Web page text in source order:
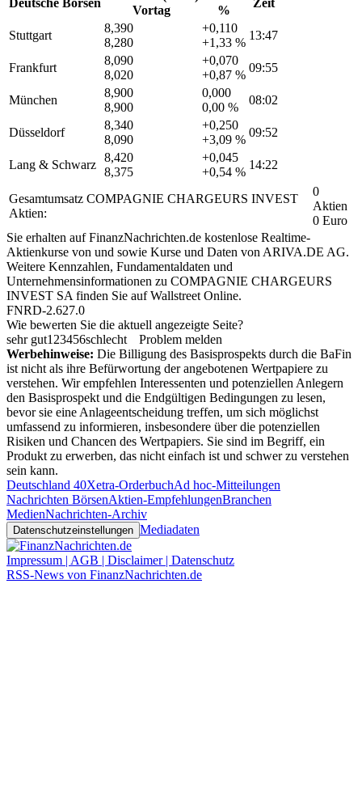
Vortag
%
Stuttgart
8,390
8,280
+0,110
+1,33 %
13:47
Frankfurt
8,090
8,020
+0,070
+0,87 %
09:55
München
8,900
8,900
0,000
0,00 %
08:02
Düsseldorf
8,340
8,090
+0,250
+3,09 %
09:52
Lang & Schwarz
8,420
8,375
+0,045
+0,54 %
14:22
Gesamtumsatz COMPAGNIE CHARGEURS INVEST
Aktien:
0
Aktien
0 Euro
Sie erhalten auf FinanzNachrichten.de kostenlose Realtime-
Aktienkurse von und sowie Kurse und Daten von ARIVA.DE AG.
Weitere Kennzahlen, Fundamentaldaten und
Unternehmensinformationen zu COMPAGNIE CHARGEURS
INVEST SA finden Sie aufWallstreet Online.
FNRD-2.627.0
Wie bewerten Sie die aktuell angezeigte Seite?
sehr gut1 23456schlecht
Problem melden
Werbehinweise: Die Billigung des Basisprospekts durch die BaFin
ist nicht als ihre Befürwortung der angebotenen Wertpapiere zu
verstehen. Wir empfehlen Interessenten und potenziellen Anlegern
den Basisprospekt und die Endgültigen Bedingungen zu lesen,
bevor sie eine Anlageentscheidung treffen, um sich möglichst
umfassend zu informieren, insbesondere über die potenziellen
Risiken und Chancen des Wertpapiers. Sie sind im Begriff, ein
Produkt zu erwerben, das nicht einfach ist und schwer zu verstehen
sein kann.
Deutschland 40Xetra-OrderbuchAd hoc-Mitteilungen
Nachrichten BörsenAktien-EmpfehlungenBranchen
MedienNachrichten-Archiv
Datenschutzeinstellungen Mediadaten
Impressum | AGB | Disclaimer | Datenschutz
RSS-News von FinanzNachrichten.de